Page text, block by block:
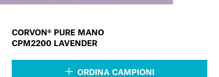
CORVON® PURE MANO
CPM2200 LAVENDER
ORDINA CAMPIONI